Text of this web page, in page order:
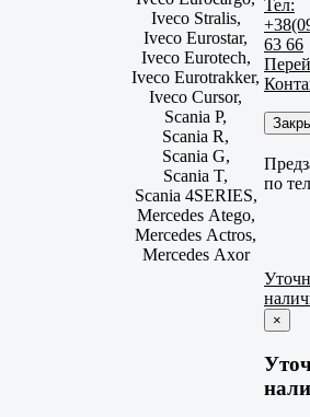
Iveco Stralis,
Iveco Eurostar,
Iveco Eurotech,
Iveco Eurotrakker,
Iveco Cursor,
Scania P,
Scania R,
Scania G,
Scania T,
Scania 4SERIES,
Mercedes Atego,
Mercedes Actros,
Mercedes Axor
Тел:
63 66
по
×